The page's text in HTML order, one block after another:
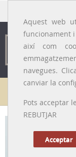
Aquest web
funcionament
així com
navegues.
canviar la
Pots acceptar
REBUTJAR
Acceptar
Galeria de